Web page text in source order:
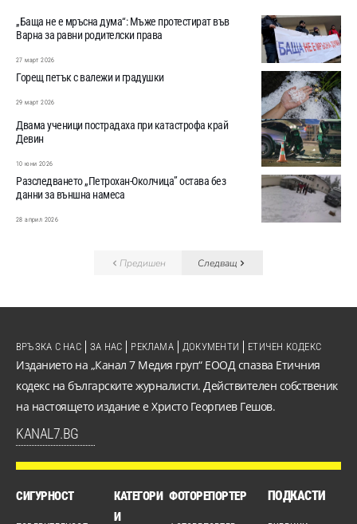
„Баща не е мръсна дума“: Мъже протестират във
Варна за равни родителски права
27 март 2026
Горещ петък с валежи и градушки
29 март 2026
Двама ученици пострадаха при катастрофа край
Девин
10 юни 2026
Разследването „Петрохан-Околчица” остава без
данни за външна намеса
28 април 2026
Предишен Следващ
Изданието на „Канал 7 Медия груп“ ЕООД спазва Етичния
кодекс на българските журналисти. Действителен собственик
на настоящето издание е Христо Георгиев Гешов.
KANAL7.BG
ВРЪЗКА С НАС ЗА НАС РЕКЛАМА ДОКУМЕНТИ ЕТИЧЕН КОДЕКС
СИГУРНОСТ
КАТЕГОРИ
И
ФОТОРЕПОРТЕР ПОДКАСТИ